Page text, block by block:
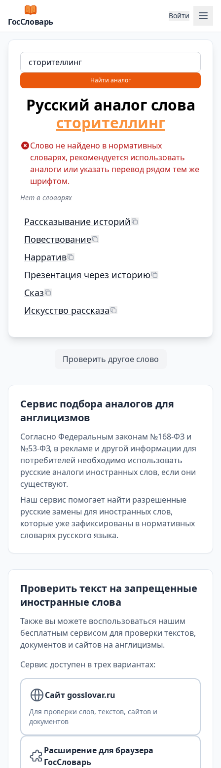
ГосСловарь
Войти
Найти аналог
Русский аналог слова
сторителлинг
Слово не найдено в нормативных
словарях, рекомендуется использовать
аналоги или указать перевод рядом тем же
шрифтом.
Нет в словарях
Рассказывание историй
Повествование
Нарратив
Презентация через историю
Сказ
Искусство рассказа
Проверить другое слово
Сервис подбора аналогов для
англицизмов
Согласно Федеральным законам №168-ФЗ и
№53-ФЗ, в рекламе и другой информации для
потребителей необходимо использовать
русские аналоги иностранных слов, если они
существуют.
Наш сервис помогает найти разрешенные
русские замены для иностранных слов,
которые уже зафиксированы в нормативных
словарях русского языка.
Проверить текст на запрещенные
иностранные слова
Также вы можете воспользоваться нашим
бесплатным сервисом для проверки текстов,
документов и сайтов на англицизмы.
Сервис доступен в трех вариантах:
Сайт gosslovar.ru
Для проверки слов, текстов, сайтов и
документов
Расширение для браузера
ГосСловарь